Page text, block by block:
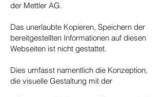
der Mettler AG.
Das unerlaubte Kopieren, Speichern der
bereitgestellten Informationen auf diesen
Webseiten ist nicht gestattet.
Dies umfasst namentlich die Konzeption,
die visuelle Gestaltung mit der